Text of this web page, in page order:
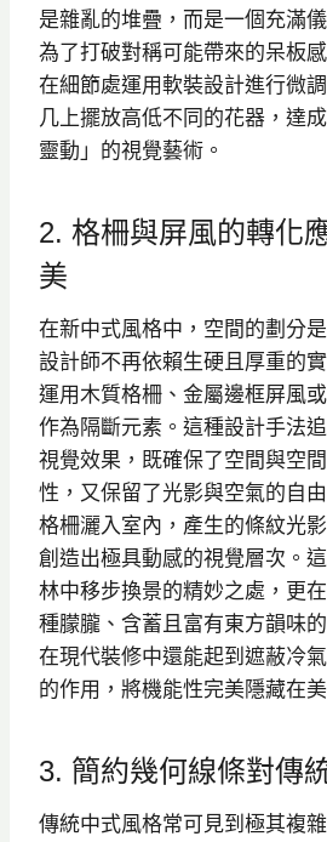
是雜亂的堆疊，而是一個充滿
為了打破對稱可能帶來的呆板
在細節處運用軟裝設計進行微
几上擺放高低不同的花器，達
靈動」的視覺藝術。
2. 格柵與屏風的轉化
美
在新中式風格中，空間的劃分
設計師不再依賴生硬且厚重的
運用木質格柵、金屬邊框屏風
作為隔斷元素。這種設計手法
視覺效果，既確保了空間與空
性，又保留了光影與空氣的自
格柵灑入室內，產生的條紋光
創造出極具動感的視覺層次。
林中移步換景的精妙之處，更
種朦朧、含蓄且富有東方韻味
在現代裝修中還能起到遮蔽冷
的作用，將機能性完美隱藏在
3. 簡約幾何線條對傳
傳統中式風格常可見到極其複